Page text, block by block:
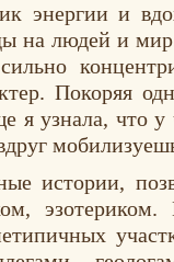
энергии и
на людей и
Покоряя
узнала, что у
истории,